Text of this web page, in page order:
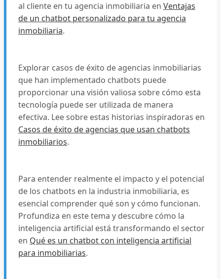
al cliente en tu agencia inmobiliaria en Ventajas
de un chatbot personalizado para tu agencia
inmobiliaria.
Explorar casos de éxito de agencias inmobiliarias
que han implementado chatbots puede
proporcionar una visión valiosa sobre cómo esta
tecnología puede ser utilizada de manera
efectiva. Lee sobre estas historias inspiradoras en
Casos de éxito de agencias que usan chatbots
inmobiliarios.
Para entender realmente el impacto y el potencial
de los chatbots en la industria inmobiliaria, es
esencial comprender qué son y cómo funcionan.
Profundiza en este tema y descubre cómo la
inteligencia artificial está transformando el sector
en Qué es un chatbot con inteligencia artificial
para inmobiliarias.